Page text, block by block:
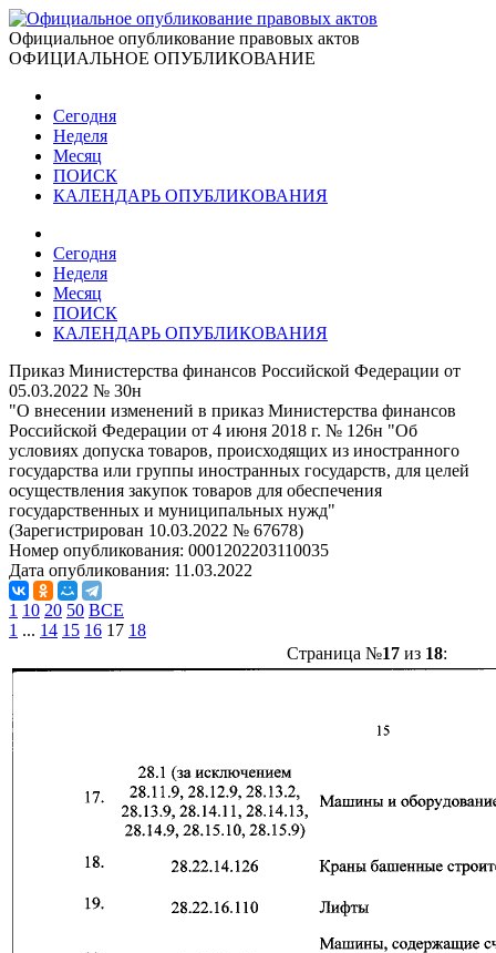
Официальное опубликование правовых актов
ОФИЦИАЛЬНОЕ ОПУБЛИКОВАНИЕ
Сегодня
Неделя
Месяц
ПОИСК
КАЛЕНДАРЬ ОПУБЛИКОВАНИЯ
Сегодня
Неделя
Месяц
ПОИСК
КАЛЕНДАРЬ ОПУБЛИКОВАНИЯ
Приказ Министерства финансов Российской Федерации от
05.03.2022 № 30н
"О внесении изменений в приказ Министерства финансов
Российской Федерации от 4 июня 2018 г. № 126н "Об
условиях допуска товаров, происходящих из иностранного
государства или группы иностранных государств, для целей
осуществления закупок товаров для обеспечения
государственных и муниципальных нужд"
(Зарегистрирован 10.03.2022 № 67678)
Номер опубликования: 0001202203110035
Дата опубликования: 11.03.2022
1 10 20 50 ВСЕ
1 ... 14 15 16 17 18
Страница №17из 18: